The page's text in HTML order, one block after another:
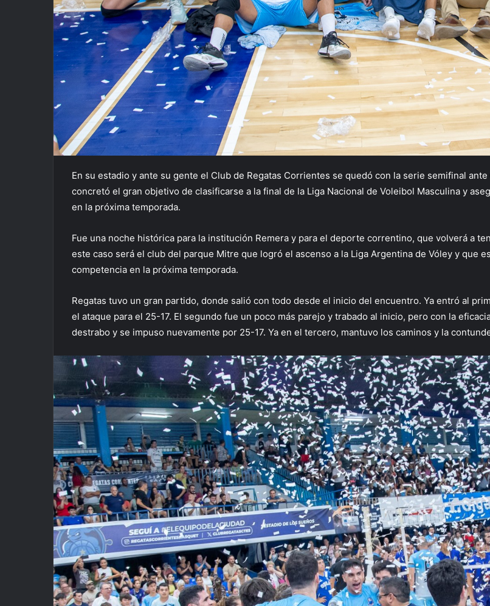
En su estadio y ante su gente el Club de Regatas Corrientes se quedó con la serie semifinal
concretó el gran objetivo de clasificarse a la final de la Liga Nacional de Voleibol Masculina y
en la próxima temporada.
Fue una noche histórica para la institución Remera y para el deporte correntino, que volverá a
este caso será el club del parque Mitre que logró el ascenso a la Liga Argentina de Vóley y que
competencia en la próxima temporada.
Regatas tuvo un gran partido, donde salió con todo desde el inicio del encuentro. Ya entró al
el ataque para el 25-17. El segundo fue un poco más parejo y trabado al inicio, pero con la
destrabo y se impuso nuevamente por 25-17. Ya en el tercero, mantuvo los caminos y la